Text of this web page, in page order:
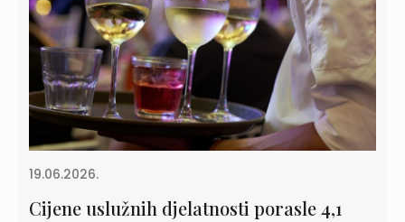
19.06.2026.
Cijene uslužnih djelatnosti porasle 4,1